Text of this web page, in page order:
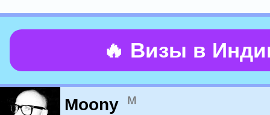
🔥 Визы в
Moony м